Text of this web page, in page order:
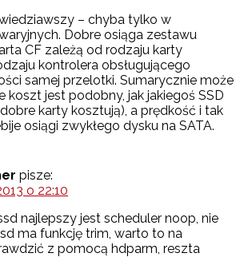
– chyba tylko w
Dobre osiąga zestawu
CF zależą od rodzaju karty
kontrolera obsługującego
samej przelotki. Sumarycznie może
koszt jest podobny, jak jakiegoś SSD
karty kosztują), a prędkość i tak
osiągi zwykłego dysku na SATA.
pisze:
o 22:10
najlepszy jest scheduler noop, nie
ma funkcję trim, warto to na
z pomocą hdparm, reszta